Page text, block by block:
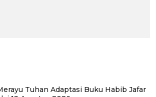
Tuhan Adaptasi Buku Habib Jafar